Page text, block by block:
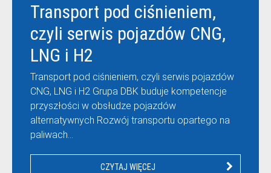
Transport pod ciśnieniem,
czyli serwis pojazdów CNG,
LNG i H2
Transport pod ciśnieniem, czyli serwis pojazdów
CNG, LNG i H2 Grupa DBK buduje kompetencje
przyszłości w obsłudze pojazdów
alternatywnych Rozwój transportu opartego na
paliwach…
CZYTAJ WIĘCEJ